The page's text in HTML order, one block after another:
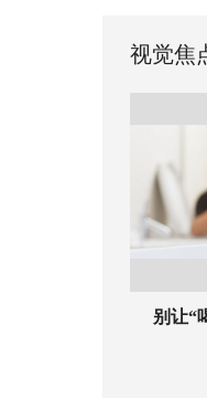
视觉焦
别让“